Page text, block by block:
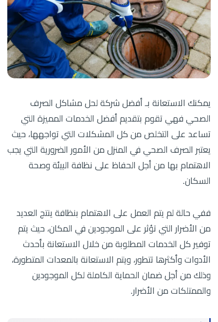
يمكنك الاستعانة بـ أفضل شركة لحل مشاكل الصرف
الصحي فهي تقوم بتقديم أفضل الخدمات المميزة التي
تساعد على التخلص من كل المشكلات التي تواجهها، حيث
يعتبر الصرف الصحي في المنزل من الأمور الضرورية التي يجب
الاهتمام بها من أجل الحفاظ على نظافة البيئة وصحة
السكان.
ففي حالة لم يتم العمل على الاهتمام بنظافة ينتج العديد
من الأضرار التي تؤثر على الموجودين في المكان، حيث يتم
توفير كل الخدمات المطلوبة من خلال الاستعانة بأحدث
الأدوات وأكثرها تتطور، ويتم الاستعانة بالمعدات المتطورة،
وذلك من أجل ضمان الحماية الكاملة لكل الموجودين
والممتلكات من الأضرار.